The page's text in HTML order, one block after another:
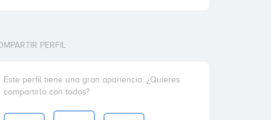
PERFIL
Este perfil tiene una gran apariencia. ¿Quieres
compartirlo con todos?